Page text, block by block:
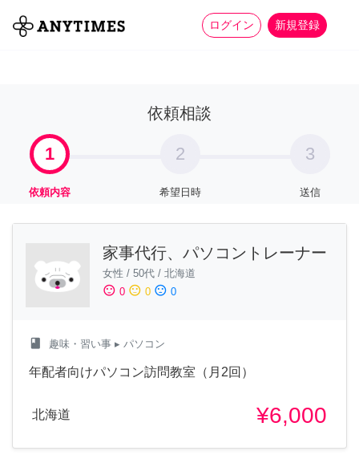
ログイン 新規登録
全て 家事 more_horiz
依頼相談
1
依頼内容
2
希望日時
3
送信
家事代行、パソコントレーナー
女性 / 50代 / 北海道
sentiment_satisfied 0 sentiment_neutral 0 sentiment_dissatisfied 0
class 趣味・習い事 ▸ パソコン
年配者向けパソコン訪問教室（月2回）
北海道 ¥6,000